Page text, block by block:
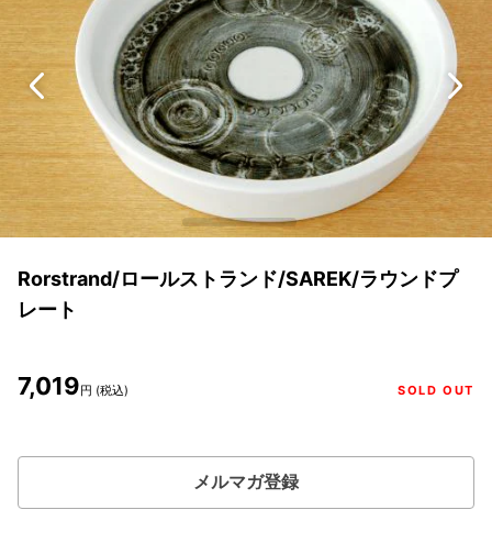
Rorstrand/ロールストランド/SAREK/ラウンドプ
レート
7,019円 (税込) SOLD OUT
メルマガ登録